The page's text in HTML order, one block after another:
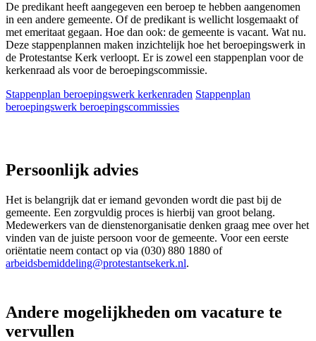
De predikant heeft aangegeven een beroep te hebben aangenomen
in een andere gemeente. Of de predikant is wellicht losgemaakt of
met emeritaat gegaan. Hoe dan ook: de gemeente is vacant. Wat nu.
Deze stappenplannen maken inzichtelijk hoe het beroepingswerk in
de Protestantse Kerk verloopt. Er is zowel een stappenplan voor de
kerkenraad als voor de beroepingscommissie.
Stappenplan beroepingswerk kerkenraden Stappenplan
beroepingswerk beroepingscommissies
Persoonlijk advies
Het is belangrijk dat er iemand gevonden wordt die past bij de
gemeente. Een zorgvuldig proces is hierbij van groot belang.
Medewerkers van de dienstenorganisatie denken graag mee over het
vinden van de juiste persoon voor de gemeente. Voor een eerste
oriëntatie neem contact op via (030) 880 1880 of
arbeidsbemiddeling@protestantsekerk.nl.
Andere mogelijkheden om vacature te
vervullen